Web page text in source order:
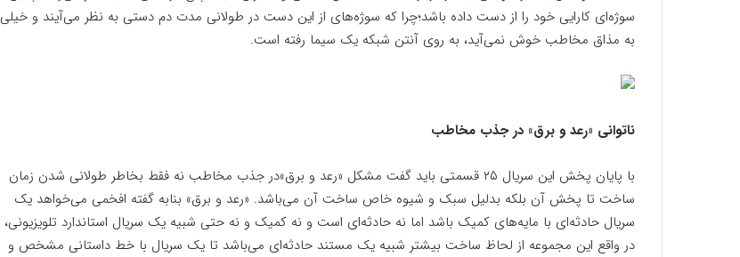
سوژه‌ای کارایی خود را از دست داده باشد؛چرا که سوژه‌های از این دست در طولانی مدت دم دستی به نظر می‌آیند و خیلی
به مذاق مخاطب خوش نمی‌آید، به روی آنتن شبکه یک سیما رفته است.
ناتوانی «رعد و برق» در جذب مخاطب
با پایان پخش این سریال ۲۵ قسمتی باید گفت مشکل «رعد و برق»در جذب مخاطب نه فقط بخاطر طولانی شدن زمان
ساخت تا پخش آن بلکه بدلیل سبک و شیوه خاص ساخت آن می‌باشد. «رعد و برق» بنابه گفته افخمی می‌خواهد یک
سریال حادثه‌ای با مایه‌های کمیک باشد اما نه حادثه‌ای است و نه کمیک و نه حتی شبیه یک سریال استاندارد تلویزیونی،
در واقع این مجموعه از لحاظ ساخت بیشتر شبیه یک مستند حادثه‌ای می‌باشد تا یک سریال با خط داستانی مشخص و